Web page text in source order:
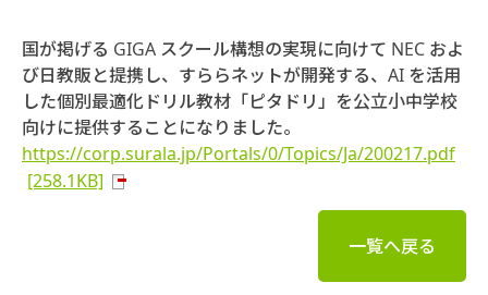
国が掲げる GIGA スクール構想の実現に向けて NEC およ
び日教販と提携し、すららネットが開発する、AI を活用
した個別最適化ドリル教材「ピタドリ」を公立小中学校
向けに提供することになりました。
https://corp.surala.jp/Portals/0/Topics/Ja/200217.pdf
[258.1KB]
一覧へ戻る